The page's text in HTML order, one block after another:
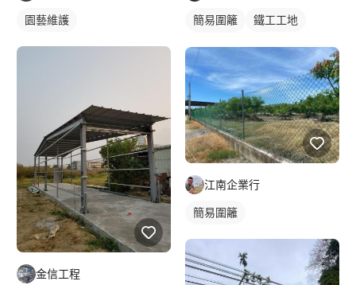
園藝維護
金信工程
簡易圍籬
鐵工工地
江南企業行
簡易圍籬